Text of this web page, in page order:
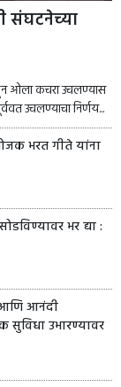
संघटनेच्या
ओला कचरा उचलण्यास
उचलण्याचा निर्णय...
भरत गीते यांना
भर द्या :
आणि आनंदी
उभारण्यावर